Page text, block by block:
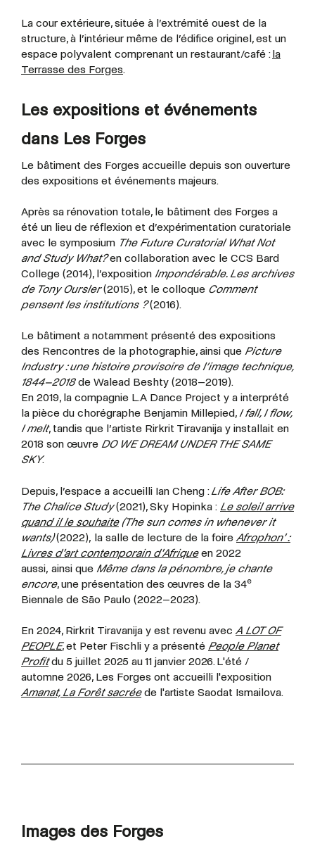
La cour extérieure, située à l’extrémité ouest de la
structure, à l’intérieur même de l’édifice originel, est un
espace polyvalent comprenant un restaurant/café :la
Terrasse des Forges.
Les expositions et événements
dans Les Forges
Le bâtiment des Forges accueille depuis son ouverture
des expositions et événements majeurs.
Après sa rénovation totale, le bâtiment des Forges a
été un lieu de réflexion et d’expérimentation curatoriale
avec le symposium The Future Curatorial What Not
and Study What?en collaboration avec le CCS Bard
College (2014), l’exposition Impondérable. Les archives
de Tony Oursler(2015), et le colloque Comment
pensent les institutions ?(2016).
Le bâtiment a notamment présenté des expositions
des Rencontres de la photographie, ainsi que Picture
Industry : une histoire provisoire de l’image technique,
1844–2018de Walead Beshty (2018–2019).
En 2019, la compagnie L.A Dance Project y a interprété
la pièce du chorégraphe Benjamin Millepied, I fall, I flow,
I melt, tandis que l’artiste Rirkrit Tiravanija y installait en
2018 son œuvre DO WE DREAM UNDER THE SAME
SKY.
Depuis, l’espace a accueilli Ian Cheng :Life After BOB:
The Chalice Study(2021), Sky Hopinka : Le soleil arrive
quand il le souhaite(The sun comes in whenever it
wants)(2022), la salle de lecture de la foire Afrophon' :
Livres d'art contemporain d'Afriqueen 2022
aussi, ainsi que Même dans la pénombre, je chante
encore, une présentation des œuvres de la 34e
Biennale de São Paulo (2022–2023).
En 2024, Rirkrit Tiravanija y est revenu avec A LOT OF
PEOPLE, et Peter Fischli y a présenté People Planet
Profit du 5 juillet 2025 au 11 janvier 2026. L'été /
automne 2026, Les Forges ont accueilli l'exposition
Amanat, La Forêt sacréede l'artiste Saodat Ismailova.
Images des Forges